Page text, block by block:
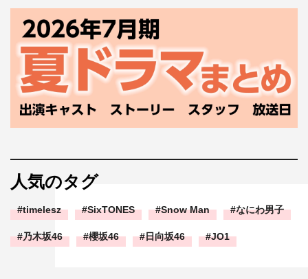
人気のタグ
timelesz SixTONES Snow Man なにわ男子
乃木坂46 櫻坂46 日向坂46 JO1